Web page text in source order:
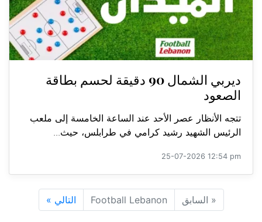
ديربي الشمال 90 دقيقة لحسم بطاقة
الصعود
تتجه الأنظار عصر الأحد عند الساعة الخامسة إلى ملعب
الرئيس الشهيد رشيد كرامي في طرابلس، حيث...
25-07-2026 12:54 pm
« السابق Football Lebanon التالي »